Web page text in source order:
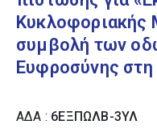
Κυκλοφοριακής
συμβολή των
Ευφροσύνης
ΑΔΑ : 6ΕΞΠΩΛΒ-3ΥΛ